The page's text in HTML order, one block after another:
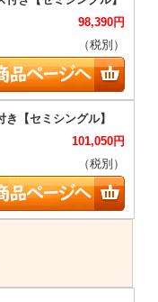
98,390円
（税別）
101,050円
（税別）